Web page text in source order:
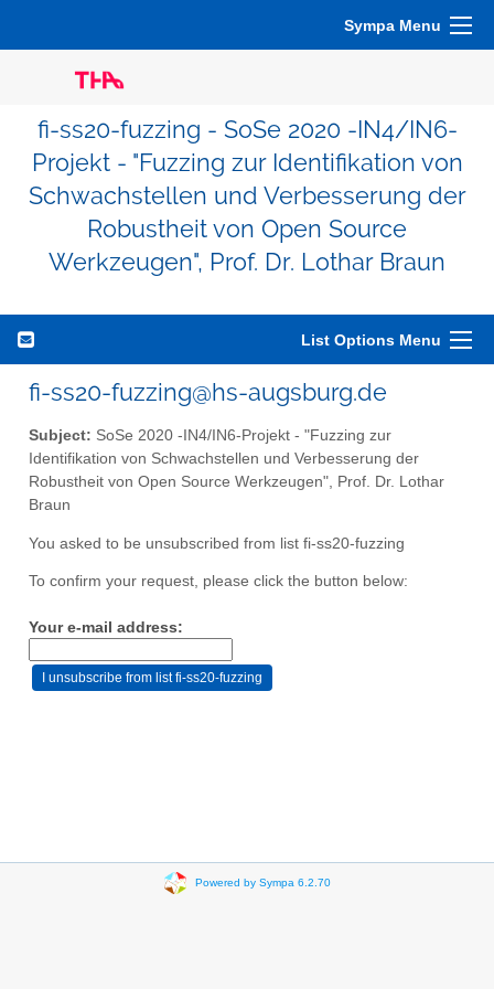
Sympa Menu
fi-ss20-fuzzing - SoSe 2020 -IN4/IN6-
Projekt - "Fuzzing zur Identifikation von
Schwachstellen und Verbesserung der
Robustheit von Open Source
Werkzeugen", Prof. Dr. Lothar Braun
List Options Menu
fi-ss20-fuzzing@hs-augsburg.de
Subject: SoSe 2020 -IN4/IN6-Projekt - "Fuzzing zur
Identifikation von Schwachstellen und Verbesserung der
Robustheit von Open Source Werkzeugen", Prof. Dr. Lothar
Braun
You asked to be unsubscribed from list fi-ss20-fuzzing
To confirm your request, please click the button below:
Your e-mail address:
Powered by Sympa 6.2.70